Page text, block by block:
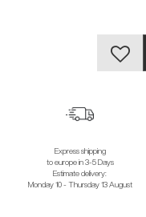
Express shipping
to europe in 3-5 Days
Estimate delivery:
Monday 10 - Thursday 13 August